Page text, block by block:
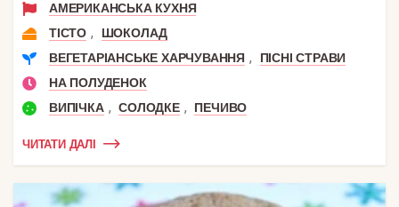
АМЕРИКАНСЬКА КУХНЯ
ТІСТО ,
ШОКОЛАД
ВЕГЕТАРІАНСЬКЕ ХАРЧУВАННЯ ,
ПІСНІ СТРАВИ
НА ПОЛУДЕНОК
ВИПІЧКА , СОЛОДКЕ , ПЕЧИВО
ЧИТАТИ ДАЛІ